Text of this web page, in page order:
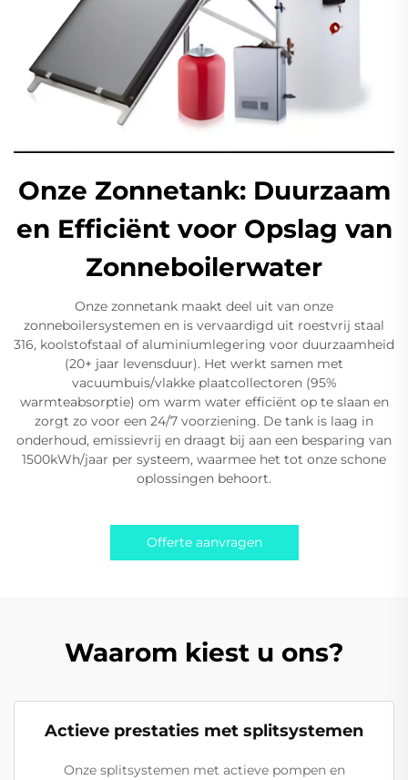
Onze Zonnetank: Duurzaam
en Efficiënt voor Opslag van
Zonneboilerwater
Onze zonnetank maakt deel uit van onze
zonneboilersystemen en is vervaardigd uit roestvrij staal
316, koolstofstaal of aluminiumlegering voor duurzaamheid
(20+ jaar levensduur). Het werkt samen met
vacuumbuis/vlakke plaatcollectoren (95%
warmteabsorptie) om warm water efficiënt op te slaan en
zorgt zo voor een 24/7 voorziening. De tank is laag in
onderhoud, emissievrij en draagt bij aan een besparing van
1500kWh/jaar per systeem, waarmee het tot onze schone
oplossingen behoort.
Offerte aanvragen
Waarom kiest u ons?
Actieve prestaties met splitsystemen
Onze splitsystemen met actieve pompen en